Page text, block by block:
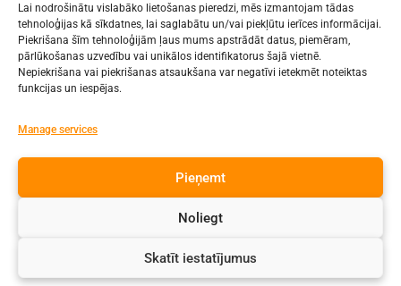
Lai nodrošinātu vislabāko lietošanas pieredzi, mēs izmantojam tādas
tehnoloģijas kā sīkdatnes, lai saglabātu un/vai piekļūtu ierīces informācijai.
Piekrišana šīm tehnoloģijām ļaus mums apstrādāt datus, piemēram,
pārlūkošanas uzvedību vai unikālos identifikatorus šajā vietnē.
Nepiekrišana vai piekrišanas atsaukšana var negatīvi ietekmēt noteiktas
funkcijas un iespējas.
Manage services
Pieņemt
Noliegt
Skatīt iestatījumus
Daugavpils Zinātņu vidusskola
Raiņa iela 30, Daugavpils, LV-5401
Reģ. Nr. 2713903513 (IZM)
Daugavpils valstspilsētas pašvaldība 90000077325
tālr. Direktors: 65423030,
Lietvedis: 65421923
Visas tiesības aizsargātas